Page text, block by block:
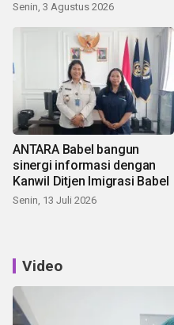
Senin, 3 Agustus 2026
ANTARA Babel bangun
sinergi informasi dengan
Kanwil Ditjen Imigrasi Babel
Senin, 13 Juli 2026
Video